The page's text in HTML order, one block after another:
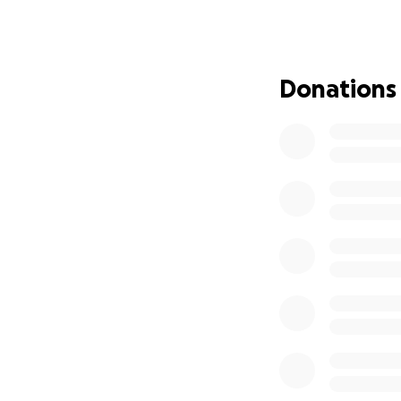
Elle suit
convalescence
traitements se
Donations